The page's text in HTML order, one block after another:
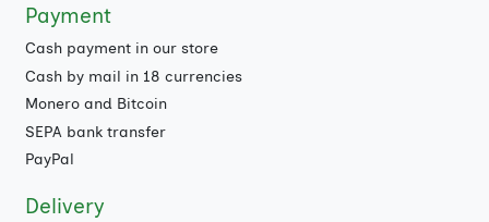
Payment
Cash payment in our store
Cash by mail in 18 currencies
Monero and Bitcoin
SEPA bank transfer
PayPal
Delivery